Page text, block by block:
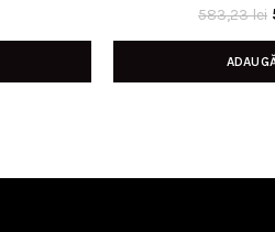
583,23lei